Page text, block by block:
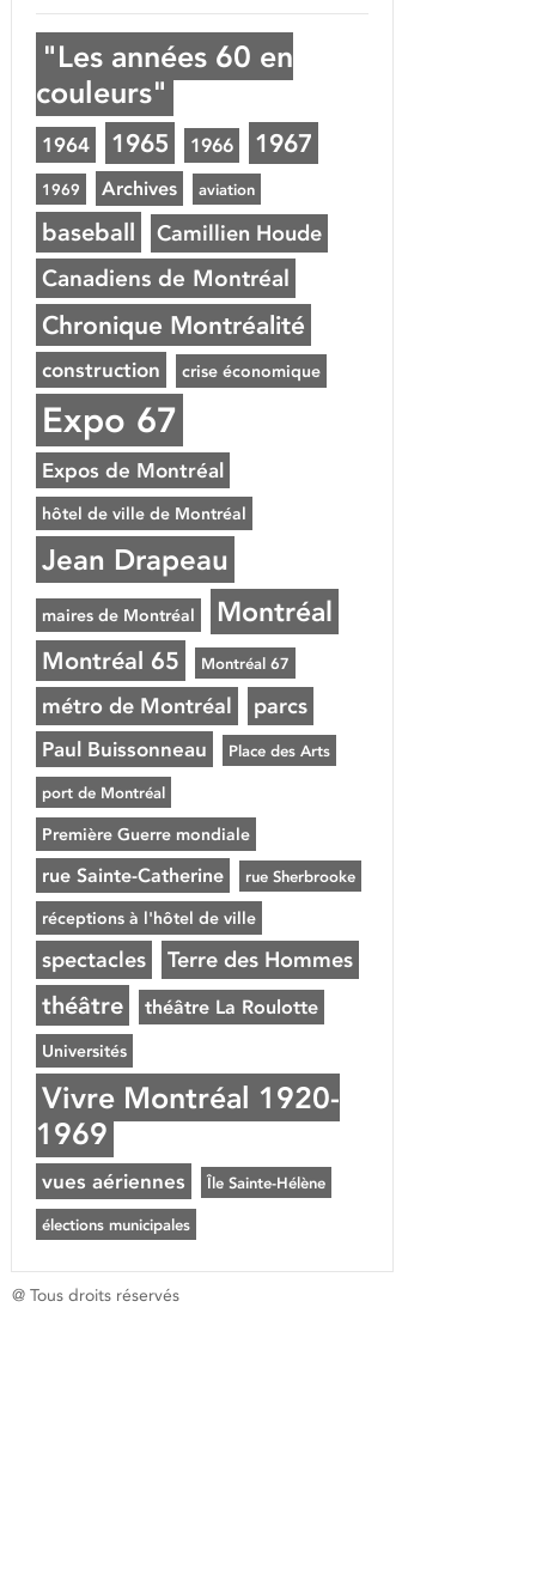
"Les années 60 en
couleurs"
1964 1965 1966 1967
1969 Archives aviation
baseball Camillien Houde
Canadiens de Montréal
Chronique Montréalité
construction crise économique
Expo 67
Expos de Montréal
hôtel de ville de Montréal
Jean Drapeau
maires de Montréal Montréal
Montréal 65 Montréal 67
métro de Montréal parcs
Paul Buissonneau Place des Arts
port de Montréal
Première Guerre mondiale
rue Sainte-Catherine rue Sherbrooke
réceptions à l'hôtel de ville
spectacles Terre des Hommes
théâtre théâtre La Roulotte
Universités
Vivre Montréal 1920-
1969
vues aériennes Île Sainte-Hélène
élections municipales
@ Tous droits réservés